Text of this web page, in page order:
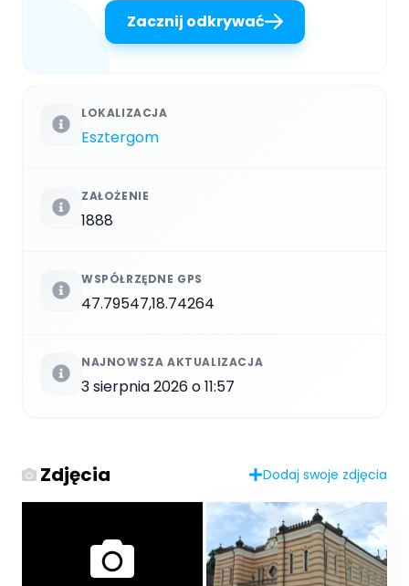
Zacznij odkrywać
LOKALIZACJA
Esztergom
ZAŁOŻENIE
1888
WSPÓŁRZĘDNE GPS
47.79547,18.74264
NAJNOWSZA AKTUALIZACJA
3 sierpnia 2026 o 11:57
Zdjęcia Dodaj swoje zdjęcia